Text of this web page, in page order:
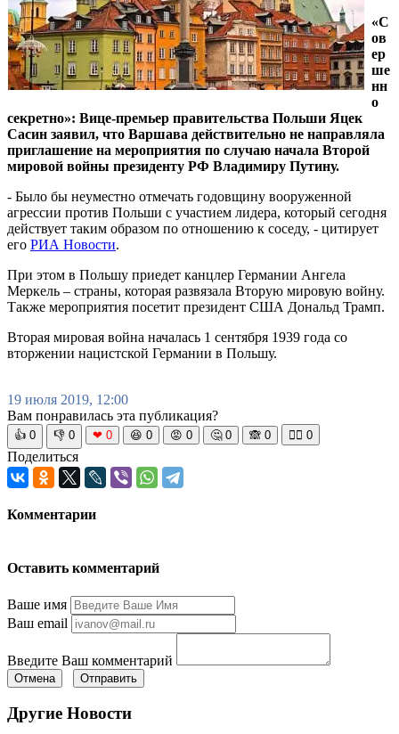
«С
ов
ер
ше
нн
о
секретно»: Вице-премьер правительства Польши Яцек
Сасин заявил, что Варшава действительно не направляла
приглашение на мероприятия по случаю начала Второй
мировой войны президенту РФ Владимиру Путину.
- Было бы неуместно отмечать годовщину вооруженной
агрессии против Польши с участием лидера, который сегодня
действует таким образом по отношению к соседу, - цитирует
его РИА Новости.
При этом в Польшу приедет канцлер Германии Ангела
Меркель – страны, которая развязала Вторую мировую войну.
Также мероприятия посетит президент США Дональд Трамп.
Вторая мировая война началась 1 сентября 1939 года со
вторжении нацистской Германии в Польшу.
19 июля 2019, 12:00
Вам понравилась эта публикация?
👍 0 👎 0 ❤ 0 😆 0 😡 0 🤔 0 🙈 0 🧘‍♀️ 0
Поделиться
Комментарии
Оставить комментарий
Ваше имя
Ваш email
Введите Ваш комментарий
Отмена Отправить
Другие Новости